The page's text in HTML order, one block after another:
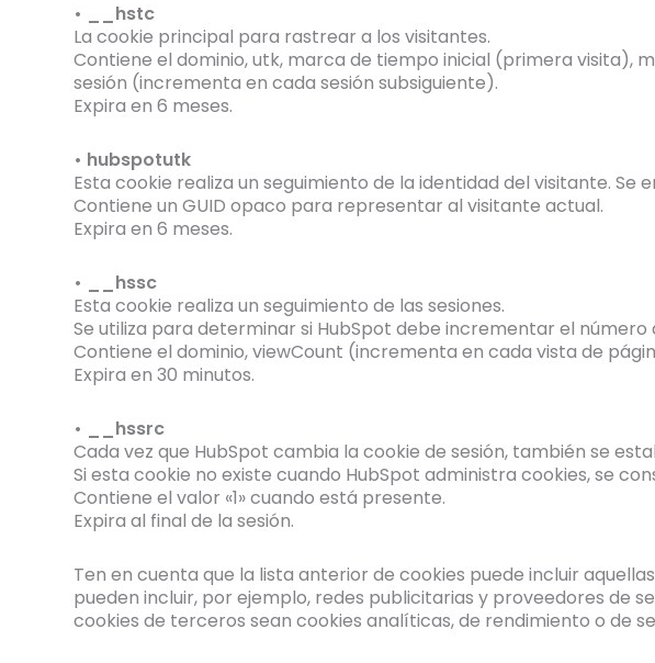
• __hstc
La cookie principal para rastrear a los visitantes.
Contiene el dominio, utk, marca de tiempo inicial (primera visita),
sesión (incrementa en cada sesión subsiguiente).
Expira en 6 meses.
• hubspotutk
Esta cookie realiza un seguimiento de la identidad del visitante.
Contiene un GUID opaco para representar al visitante actual.
Expira en 6 meses.
• __hssc
Esta cookie realiza un seguimiento de las sesiones.
Se utiliza para determinar si HubSpot debe incrementar el
Contiene el dominio, viewCount (incrementa en cada vista de
Expira en 30 minutos.
• __hssrc
Cada vez que HubSpot cambia la cookie de sesión, también se
Si esta cookie no existe cuando HubSpot administra cookies, se
Contiene el valor «1» cuando está presente.
Expira al final de la sesión.
Ten en cuenta que la lista anterior de cookies puede incluir
pueden incluir, por ejemplo, redes publicitarias y proveedores de
cookies de terceros sean cookies analíticas, de rendimiento o de